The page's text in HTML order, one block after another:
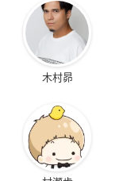
木村昴